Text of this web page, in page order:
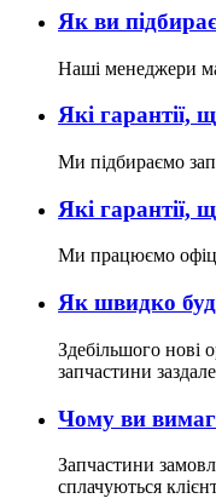
Як ви
Наші менеджери
Які гарантії,
Ми підбираємо
Які гарантії,
Ми працюємо
Як швидко
Здебільшого нові
запчастини
Чому ви
Запчастини
сплачуються